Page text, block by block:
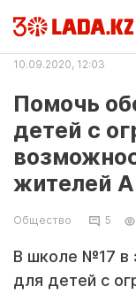
10.09.2020, 12:03
Помочь
детей с
жителей
Общество 5
В школе №17 в
для детей с